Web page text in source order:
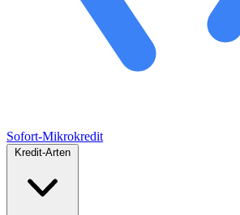
Sofort-Mikrokredit